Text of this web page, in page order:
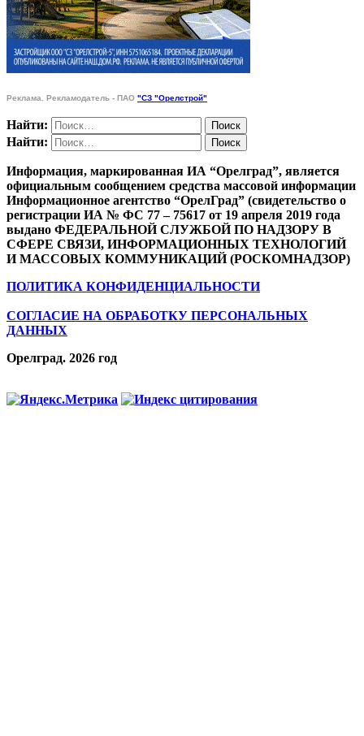
Реклама. Рекламодатель - ПАО "СЗ "Орелстрой"
Найти:
Найти:
Информация, маркированная ИА “Орелград”, является
официальным сообщением средства массовой информации
Информационное агентство “ОрелГрад” (свидетельство о
регистрации ИА № ФС 77 – 75617 от 19 апреля 2019 года
выдано ФЕДЕРАЛЬНОЙ СЛУЖБОЙ ПО НАДЗОРУ В
СФЕРЕ СВЯЗИ, ИНФОРМАЦИОННЫХ ТЕХНОЛОГИЙ
И МАССОВЫХ КОММУНИКАЦИЙ (РОСКОМНАДЗОР)
ПОЛИТИКА КОНФИДЕНЦИАЛЬНОСТИ
СОГЛАСИЕ НА ОБРАБОТКУ ПЕРСОНАЛЬНЫХ
ДАННЫХ
Орелград. 2026 год